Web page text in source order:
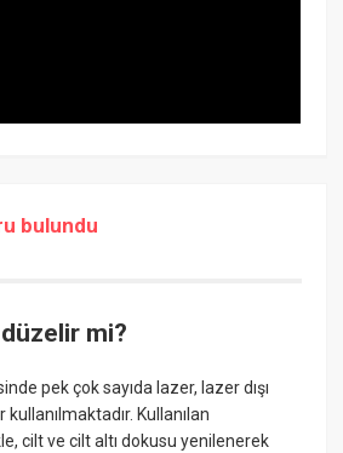
bulundu
mi?
pek çok sayıda lazer, lazer dışı
Kullanılan
cilt ve cilt altı dokusu yenilenerek